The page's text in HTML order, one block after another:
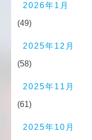
2026年1月
(49)
2025年12月
(58)
2025年11月
(61)
2025年10月